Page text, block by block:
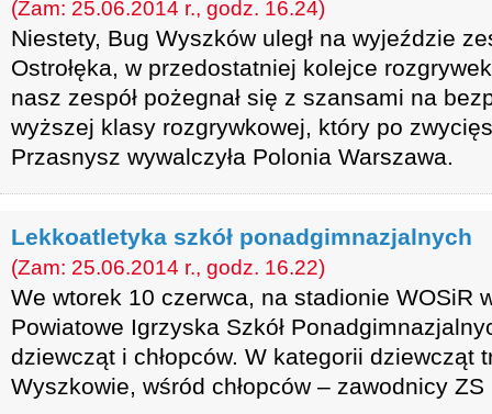
(Zam: 25.06.2014 r., godz. 16.24)
Niestety, Bug Wyszków uległ na wyjeździe
Ostrołęka, w przedostatniej kolejce
nasz zespół pożegnał się z szansami na
wyższej klasy rozgrywkowej, który po
Przasnysz wywalczyła Polonia Warszawa.
Lekkoatletyka szkół ponadgimnazjalnych
(Zam: 25.06.2014 r., godz. 16.22)
We wtorek 10 czerwca, na stadionie WOSiR
Powiatowe Igrzyska Szkół
dziewcząt i chłopców. W kategorii dziewcząt
Wyszkowie, wśród chłopców – zawodnicy